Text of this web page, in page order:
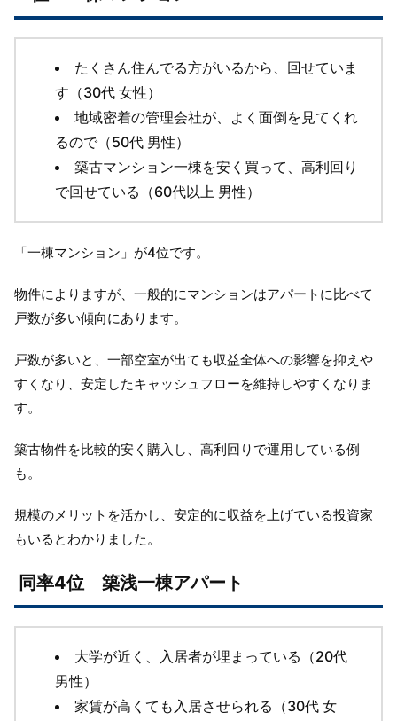
たくさん住んでる方がいるから、回せていま
す（30代 女性）
地域密着の管理会社が、よく面倒を見てくれ
るので（50代 男性）
築古マンション一棟を安く買って、高利回り
で回せている（60代以上 男性）
「一棟マンション」が4位です。
物件によりますが、一般的にマンションはアパートに比べて
戸数が多い傾向にあります。
戸数が多いと、一部空室が出ても収益全体への影響を抑えや
すくなり、安定したキャッシュフローを維持しやすくなりま
す。
築古物件を比較的安く購入し、高利回りで運用している例
も。
規模のメリットを活かし、安定的に収益を上げている投資家
もいるとわかりました。
同率4位 築浅一棟アパート
大学が近く、入居者が埋まっている（20代
男性）
家賃が高くても入居させられる（30代 女